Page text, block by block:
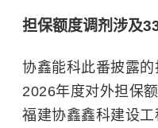
担保额度调剂涉及
协鑫能科此番披露
2026年度对外担保
福建协鑫鑫科建设